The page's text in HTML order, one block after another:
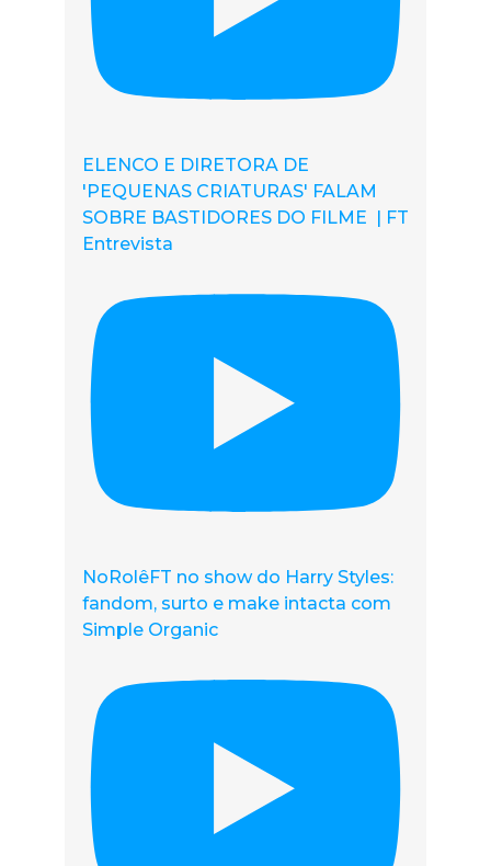
ELENCO E DIRETORA DE
'PEQUENAS CRIATURAS' FALAM
SOBRE BASTIDORES DO FILME | FT
Entrevista
NoRolêFT no show do Harry Styles:
fandom, surto e make intacta com
Simple Organic